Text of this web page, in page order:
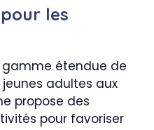
les
gamme étendue de
adultes aux
propose des
pour favoriser